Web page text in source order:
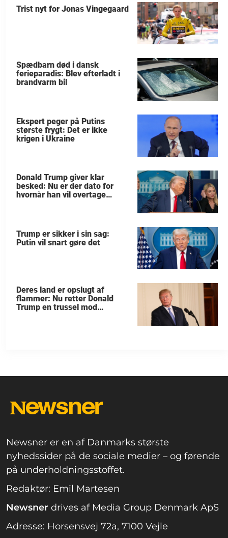
Trist nyt for Jonas Vingegaard
Spædbarn død i dansk
ferieparadis: Blev efterladt i
brandvarm bil
Ekspert peger på Putins
største frygt: Det er ikke
krigen i Ukraine
Donald Trump giver klar
besked: Nu er der dato for
hvornår han vil overtage
Trump er sikker i sin sag:
Putin vil snart gøre det
Deres land er opslugt af
flammer: Nu retter Donald
Trump en trussel mod
Newsner er en af Danmarks største
nyhedssider på de sociale medier – og førende
på underholdningsstoffet.
Redaktør: Emil Martesen
Newsner drives af Media Group Denmark ApS
Adresse: Horsensvej 72a, 7100 Vejle